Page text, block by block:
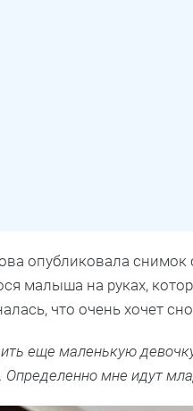
опубликовала
малыша на руках,
что очень хочет
еще маленькую
Определенно мне идут